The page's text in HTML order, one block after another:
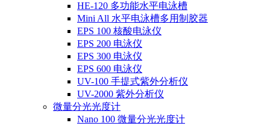
HE-120 多功能水平电泳槽
Mini All 水平电泳槽多用制胶器
EPS 100 核酸电泳仪
EPS 200 电泳仪
EPS 300 电泳仪
EPS 600 电泳仪
UV-100 手提式紫外分析仪
UV-2000 紫外分析仪
微量分光光度计
Nano 100 微量分光光度计